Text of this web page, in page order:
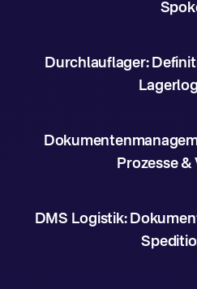
Durchlauflager:
Prozesse &
DMS Logistik: